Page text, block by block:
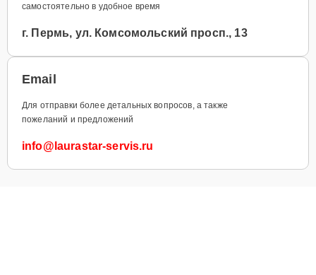
самостоятельно в удобное время
г. Пермь, ул. Комсомольский просп., 13
Email
Для отправки более детальных вопросов, а также
пожеланий и предложений
info@laurastar-servis.ru